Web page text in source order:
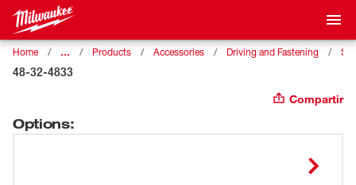
Home … Products Accessories Driving and Fastening
48-32-4833
Compartir
Options: